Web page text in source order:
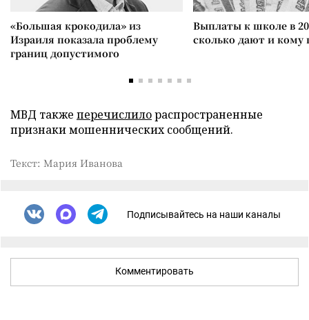
«Большая крокодила» из
Израиля показала проблему
границ допустимого
Выплаты к школе в
сколько дают и
МВД также перечислилораспространенные
признаки мошеннических сообщений.
Текст: Мария Иванова
Подписывайтесь на наши каналы
Комментировать